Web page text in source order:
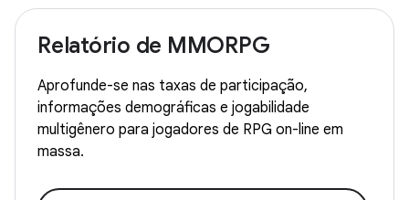
Relatório de MMORPG
Aprofunde-se nas taxas de participação,
informações demográficas e jogabilidade
multigênero para jogadores de RPG on-line em
massa.